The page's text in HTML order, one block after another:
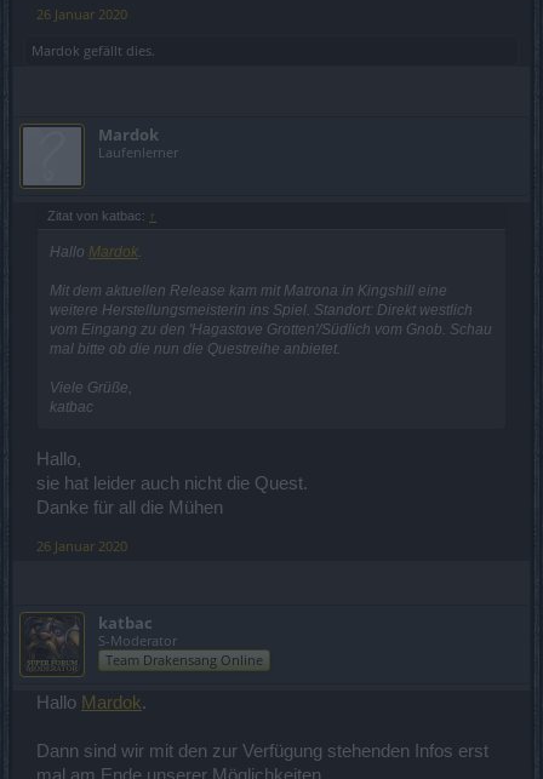
26 Januar 2020
Mardok gefällt dies.
Mardok
Laufenlerner
Zitat von katbac: ↑
Hallo Mardok
Mit dem aktuellen Release kam mit Matrona in Kingshill eine
weitere Herstellungsmeisterin ins Spiel. Standort: Direkt westlich
vom Eingang zu den 'Hagastove Grotten'/Südlich vom Gnob. Schau
mal bitte ob die nun die Questreihe anbietet.
Viele Grüße,
katbac
Hallo,
sie hat leider auch nicht die Quest.
Danke für all die Mühen
26 Januar 2020
katbac
S-Moderator
Team Drakensang Online
Hallo Mardok.
Dann sind wir mit den zur Verfügung stehenden Infos erst